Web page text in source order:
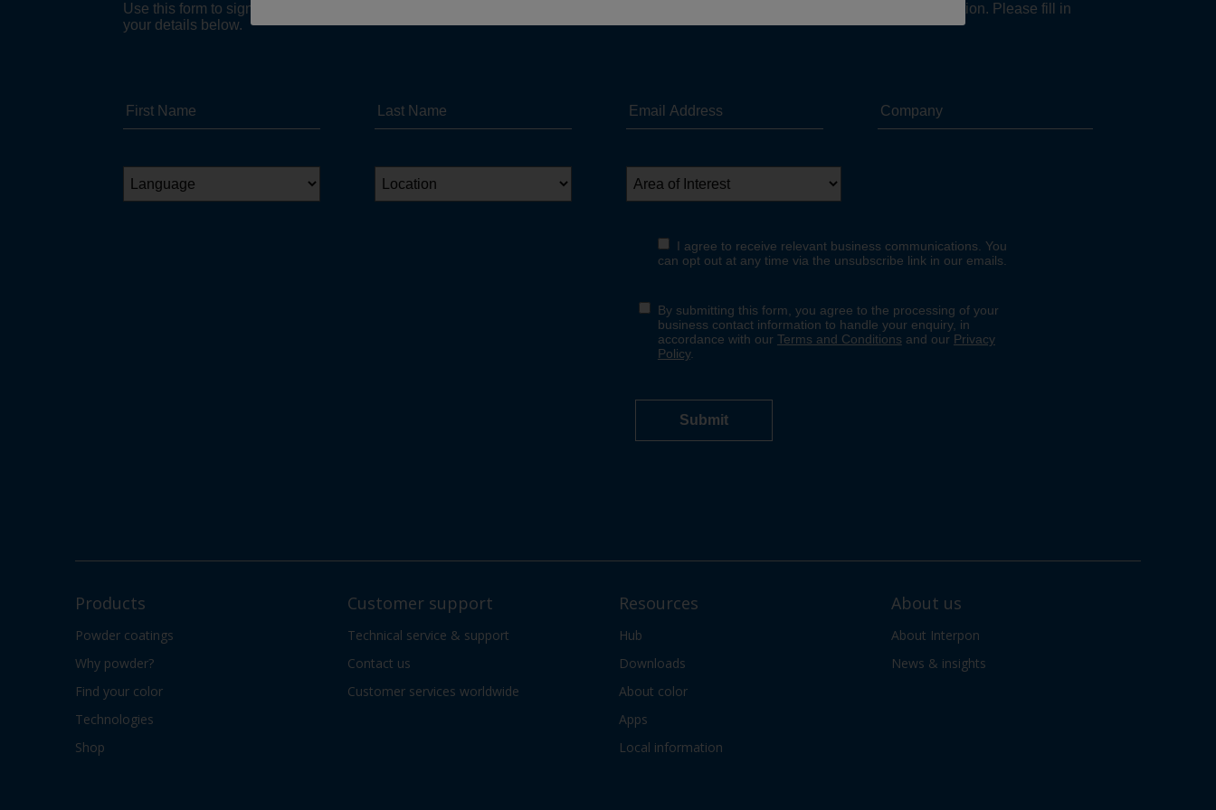
Products
Powder coatings
Why powder?
Find your color
Technologies
Shop
Customer support
Technical service & support
Contact us
Customer services worldwide
Resources
Hub
Downloads
About color
Apps
Local information
About us
About Interpon
News & insights